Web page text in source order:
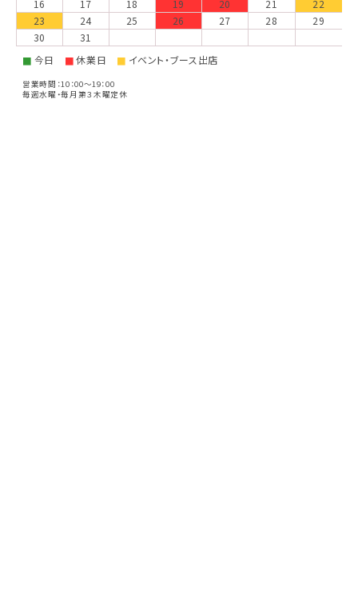
16
17 18 19 20 21
22
23
24 25 26 27 28
29
30
31
■ 今日 ■休業日 ■ イベント・ブース出店
営業時間：10：00～19：00
毎週水曜・毎月第３木曜定休